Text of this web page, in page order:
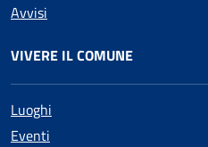
Avvisi
VIVERE IL COMUNE
Luoghi
Eventi